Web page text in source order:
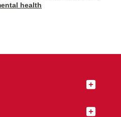
health